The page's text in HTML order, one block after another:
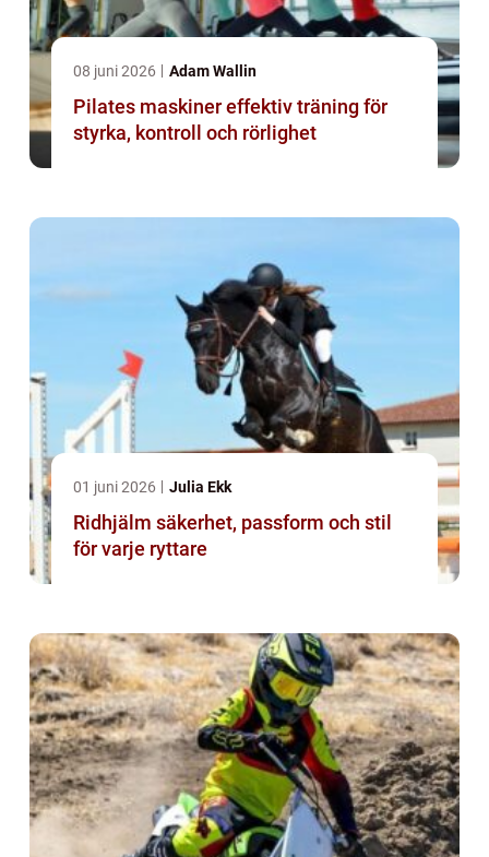
08 juni 2026 Adam Wallin
Pilates maskiner effektiv träning för
styrka, kontroll och rörlighet
01 juni 2026 Julia Ekk
Ridhjälm säkerhet, passform och stil
för varje ryttare